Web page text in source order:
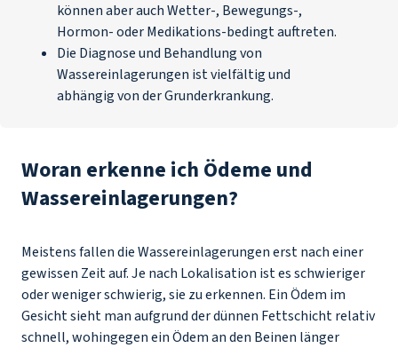
können aber auch Wetter-, Bewegungs-,
Hormon- oder Medikations-bedingt auftreten.
Die Diagnose und Behandlung von
Wassereinlagerungen ist vielfältig und
abhängig von der Grunderkrankung.
Woran erkenne ich Ödeme und
Wassereinlagerungen?
Meistens fallen die Wassereinlagerungen erst nach einer
gewissen Zeit auf. Je nach Lokalisation ist es schwieriger
oder weniger schwierig, sie zu erkennen. Ein Ödem im
Gesicht sieht man aufgrund der dünnen Fettschicht relativ
schnell, wohingegen ein Ödem an den Beinen länger